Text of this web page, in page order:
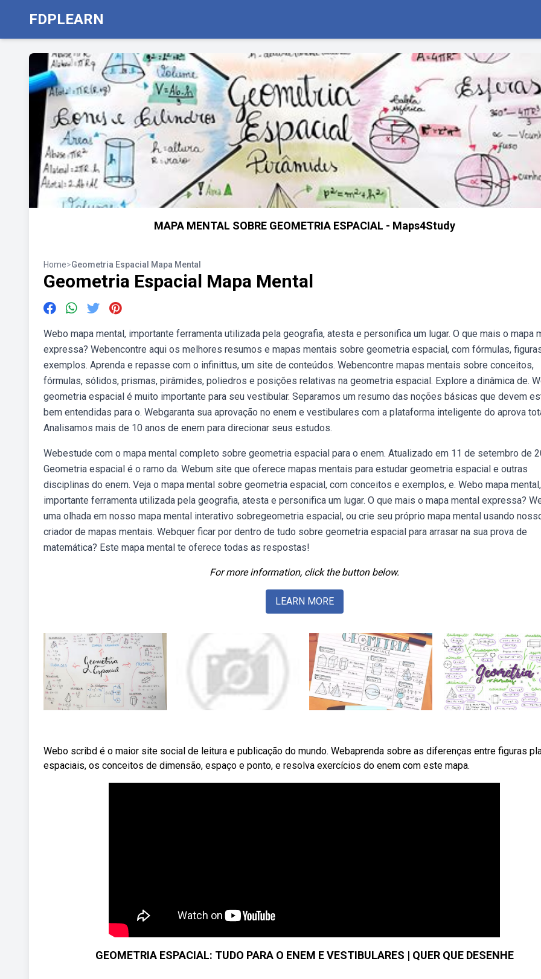
FDPLEARN
MAPA MENTAL SOBRE GEOMETRIA ESPACIAL - Maps4Study
Home>Geometria Espacial Mapa Mental
Geometria Espacial Mapa Mental
Webo mapa mental, importante ferramenta utilizada pela geografia, atesta e personifica um lugar. O que mais o mapa
expressa? Webencontre aqui os melhores resumos e mapas mentais sobre geometria espacial, com fórmulas,
exemplos. Aprenda e repasse com o infinittus, um site de conteúdos. Webencontre mapas mentais sobre conceitos,
fórmulas, sólidos, prismas, pirâmides, poliedros e posições relativas na geometria espacial. Explore a dinâmica de.
geometria espacial é muito importante para seu vestibular. Separamos um resumo das noções básicas que devem
bem entendidas para o. Webgaranta sua aprovação no enem e vestibulares com a plataforma inteligente do aprova
Analisamos mais de 10 anos de enem para direcionar seus estudos.
Webestude com o mapa mental completo sobre geometria espacial para o enem. Atualizado em 11 de setembro de
Geometria espacial é o ramo da. Webum site que oferece mapas mentais para estudar geometria espacial e outras
disciplinas do enem. Veja o mapa mental sobre geometria espacial, com conceitos e exemplos, e. Webo mapa mental,
importante ferramenta utilizada pela geografia, atesta e personifica um lugar. O que mais o mapa mental expressa?
uma olhada em nosso mapa mental interativo sobregeometria espacial, ou crie seu próprio mapa mental usando
criador de mapas mentais. Webquer ficar por dentro de tudo sobre geometria espacial para arrasar na sua prova de
matemática? Este mapa mental te oferece todas as respostas!
For more information, click the button below.
LEARN MORE
Webo scribd é o maior site social de leitura e publicação do mundo. Webaprenda sobre as diferenças entre figuras
espaciais, os conceitos de dimensão, espaço e ponto, e resolva exercícios do enem com este mapa.
GEOMETRIA ESPACIAL: TUDO PARA O ENEM E VESTIBULARES | QUER QUE DESENHE